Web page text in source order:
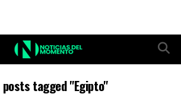
tagged "Egipto"